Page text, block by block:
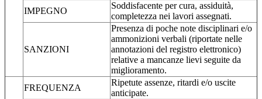
IMPEGNO
Soddisfacente per cura, assiduità,
completezza nei lavori assegnati.
SANZIONI
Presenza di poche note disciplinari e/o
ammonizioni verbali (riportate nelle
annotazioni del registro elettronico)
relative a mancanze lievi seguite da
miglioramento.
FREQUENZA
Ripetute assenze, ritardi e/o uscite
anticipate.